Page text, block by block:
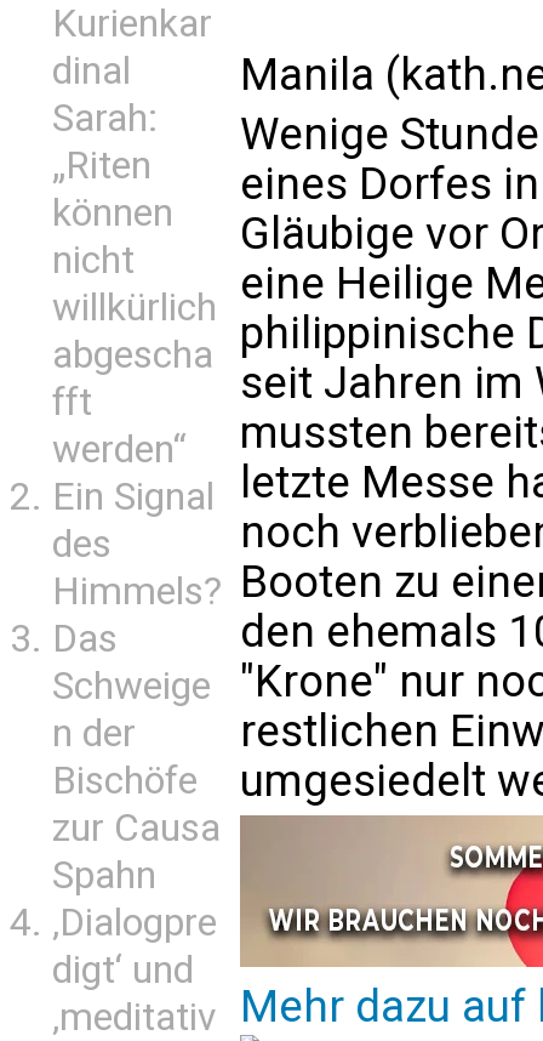
Kurienkar
dinal
Sarah:
„Riten
können
nicht
willkürlich
abgescha
fft
werden“
Ein Signal
des
Himmels?
Das
Schweige
n der
Bischöfe
zur Causa
Spahn
‚Dialogpre
digt‘ und
‚meditativ
Manila
Wenige
eines Dorfes
Gläubige vor
eine Heilige
philippinische
seit Jahren im
mussten
letzte Messe
noch
Booten zu
den ehemals
"Krone" nur
restlichen
umgesiedelt
Mehr dazu auf